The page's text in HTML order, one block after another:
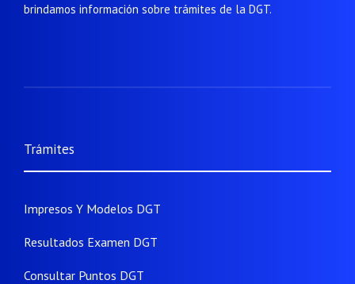
brindamos información sobre trámites de la DGT.
Trámites
Impresos Y Modelos DGT
Resultados Examen DGT
Consultar Puntos DGT